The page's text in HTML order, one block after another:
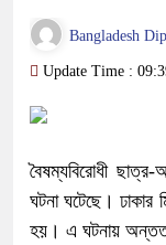
Bangladesh
Update Time :
বৈষম্যবিরোধী ছাত্র-
ঘটনা ঘটেছে। ঢাকার
হয়। এ ঘটনায়